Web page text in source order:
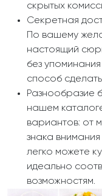
скрытых
Секретная
По вашему
настоящий
без
способ
Разнообразие
нашем
вариантов: от
знака
легко можете
идеально
возможностям.